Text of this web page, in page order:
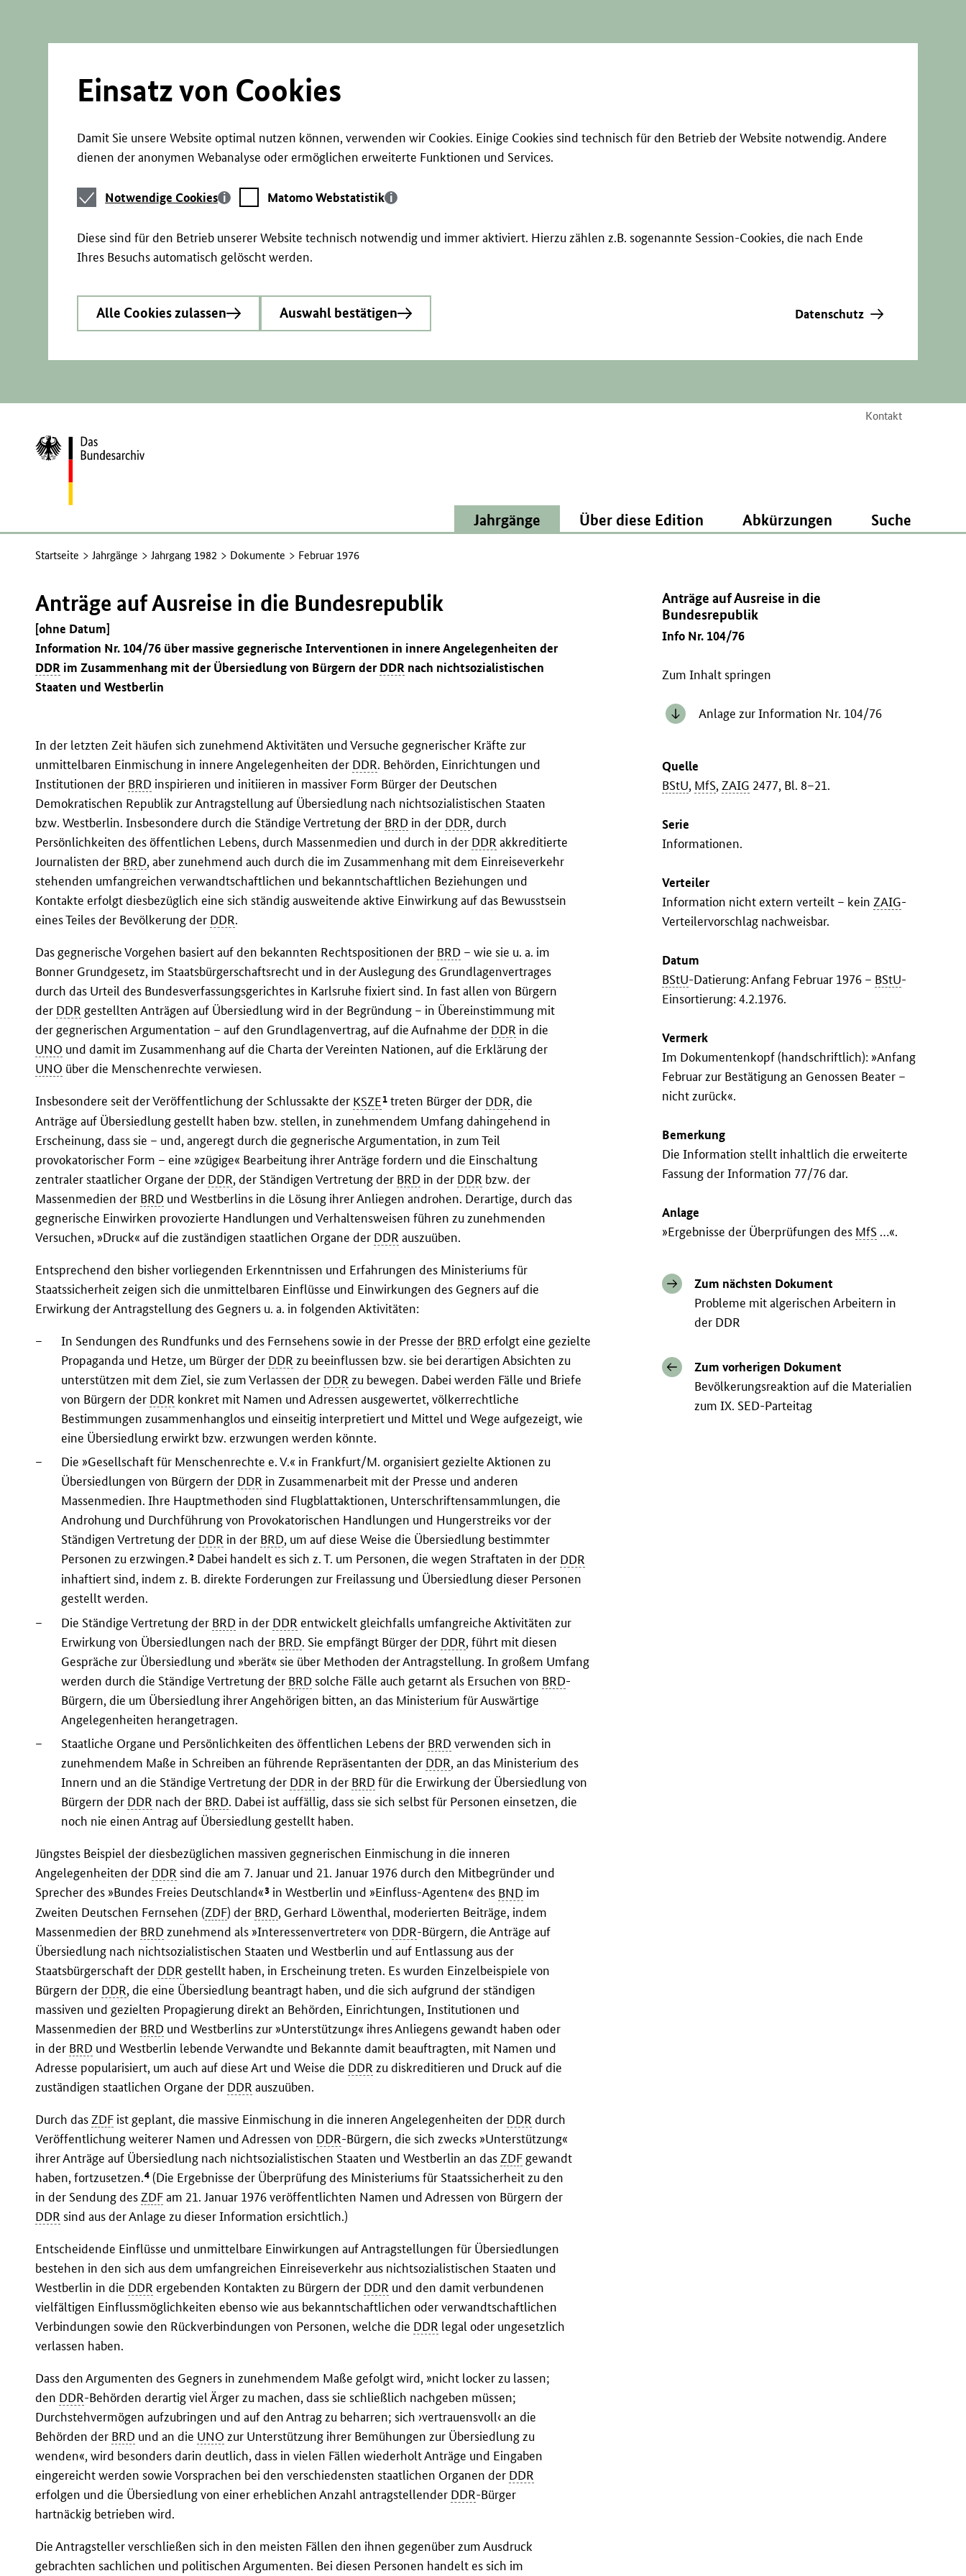
Einsatz von Cookies
Damit Sie unsere Website optimal nutzen können, verwenden wir Cookies. Einige Cookies sind technisch für den Betrieb der Website notwendig. Andere
dienen der anonymen Webanalyse oder ermöglichen erweiterte Funktionen und Services.
Notwendige
Cookies
Notwendige Cookies
Matomo
Webstatistik
Matomo Webstatistik
Diese sind für den Betrieb unserer Website technisch notwendig und immer aktiviert. Hierzu zählen z.B. sogenannte Session-Cookies, die nach Ende
Ihres Besuchs automatisch gelöscht werden.
Alle Cookies zulassen Auswahl bestätigen Datenschutz
Kontakt
Zur
Startseite
Jahrgänge Über diese Edition Abkürzungen Suche
Startseite Jahrgänge Jahrgang 1982 Dokumente Februar 1976
Anträge auf Ausreise in die
Bundesrepublik
Info Nr. 104/76
Zum Inhalt springen
Anlage zur Information Nr. 104/76
Quelle
BStU, MfS,ZAIG 2477, Bl. 8–21.
Serie
Informationen.
Verteiler
Information nicht extern verteilt – keinZAIG-
Verteilervorschlag nachweisbar.
Datum
BStU-Datierung: Anfang Februar 1976 – BStU-
Einsortierung: 4.2.1976.
Vermerk
Im Dokumentenkopf (handschriftlich): »Anfang
Februar zur Bestätigung an Genossen Beater –
nicht zurück«.
Bemerkung
Die Information stellt inhaltlich die erweiterte
Fassung der Information 77/76 dar.
Anlage
»Ergebnisse der Überprüfungen des MfS …«.
Zum nächsten Dokument
Probleme mit algerischen Arbeitern in
der DDR
Zum vorherigen Dokument
Bevölkerungsreaktion auf die Materialien
zum IX. SED-Parteitag
Anträge auf Ausreise in die Bundesrepublik
[ohne Datum]
Information Nr. 104/76 über massive gegnerische Interventionen in innere Angelegenheiten der
DDR im Zusammenhang mit der Übersiedlung von Bürgern derDDR nach nichtsozialistischen
Staaten und Westberlin
In der letzten Zeit häufen sich zunehmend Aktivitäten und Versuche gegnerischer Kräfte zur
unmittelbaren Einmischung in innere Angelegenheiten der DDR. Behörden, Einrichtungen und
Institutionen der BRD inspirieren und initiieren in massiver Form Bürger der Deutschen
Demokratischen Republik zur Antragstellung auf Übersiedlung nach nichtsozialistischen Staaten
bzw. Westberlin. Insbesondere durch die Ständige Vertretung der BRD in der DDR, durch
Persönlichkeiten des öffentlichen Lebens, durch Massenmedien und durch in der DDR akkreditierte
Journalisten der BRD, aber zunehmend auch durch die im Zusammenhang mit dem Einreiseverkehr
stehenden umfangreichen verwandtschaftlichen und bekanntschaftlichen Beziehungen und
Kontakte erfolgt diesbezüglich eine sich ständig ausweitende aktive Einwirkung auf das Bewusstsein
eines Teiles der Bevölkerung der DDR.
Das gegnerische Vorgehen basiert auf den bekannten Rechtspositionen der BRD – wie sie u. a. im
Bonner Grundgesetz, im Staatsbürgerschaftsrecht und in der Auslegung des Grundlagenvertrages
durch das Urteil des Bundesverfassungsgerichtes in Karlsruhe fixiert sind. In fast allen von Bürgern
der DDR gestellten Anträgen auf Übersiedlung wird in der Begründung – in Übereinstimmung mit
der gegnerischen Argumentation – auf den Grundlagenvertrag, auf die Aufnahme der DDR in die
UNO und damit im Zusammenhang auf die Charta der Vereinten Nationen, auf die Erklärung der
UNO über die Menschenrechte verwiesen.
Insbesondere seit der Veröffentlichung der Schlussakte der KSZE1 treten Bürger der DDR, die
Anträge auf Übersiedlung gestellt haben bzw. stellen, in zunehmendem Umfang dahingehend in
Erscheinung, dass sie – und, angeregt durch die gegnerische Argumentation, in zum Teil
provokatorischer Form – eine »zügige« Bearbeitung ihrer Anträge fordern und die Einschaltung
zentraler staatlicher Organe der DDR, der Ständigen Vertretung der BRD in der DDR bzw. der
Massenmedien der BRD und Westberlins in die Lösung ihrer Anliegen androhen. Derartige, durch das
gegnerische Einwirken provozierte Handlungen und Verhaltensweisen führen zu zunehmenden
Versuchen, »Druck« auf die zuständigen staatlichen Organe der DDR auszuüben.
Entsprechend den bisher vorliegenden Erkenntnissen und Erfahrungen des Ministeriums für
Staatssicherheit zeigen sich die unmittelbaren Einflüsse und Einwirkungen des Gegners auf die
Erwirkung der Antragstellung des Gegners u. a. in folgenden Aktivitäten:
– In Sendungen des Rundfunks und des Fernsehens sowie in der Presse der BRD erfolgt eine gezielte
Propaganda und Hetze, um Bürger der DDR zu beeinflussen bzw. sie bei derartigen Absichten zu
unterstützen mit dem Ziel, sie zum Verlassen der DDR zu bewegen. Dabei werden Fälle und Briefe
von Bürgern der DDR konkret mit Namen und Adressen ausgewertet, völkerrechtliche
Bestimmungen zusammenhanglos und einseitig interpretiert und Mittel und Wege aufgezeigt, wie
eine Übersiedlung erwirkt bzw. erzwungen werden könnte.
–
Die »Gesellschaft für Menschenrechte e. V.« in Frankfurt/M. organisiert gezielte Aktionen zu
Übersiedlungen von Bürgern der DDR in Zusammenarbeit mit der Presse und anderen
Massenmedien. Ihre Hauptmethoden sind Flugblattaktionen, Unterschriftensammlungen, die
Androhung und Durchführung von Provokatorischen Handlungen und Hungerstreiks vor der
Ständigen Vertretung der DDR in der BRD, um auf diese Weise die Übersiedlung bestimmter
Personen zu erzwingen.2 Dabei handelt es sich z. T. um Personen, die wegen Straftaten in der DDR
inhaftiert sind, indem z. B. direkte Forderungen zur Freilassung und Übersiedlung dieser Personen
gestellt werden.
–
Die Ständige Vertretung der BRD in der DDR entwickelt gleichfalls umfangreiche Aktivitäten zur
Erwirkung von Übersiedlungen nach der BRD. Sie empfängt Bürger der DDR, führt mit diesen
Gespräche zur Übersiedlung und »berät« sie über Methoden der Antragstellung. In großem Umfang
werden durch die Ständige Vertretung der BRD solche Fälle auch getarnt als Ersuchen von BRD-
Bürgern, die um Übersiedlung ihrer Angehörigen bitten, an das Ministerium für Auswärtige
Angelegenheiten herangetragen.
–
Staatliche Organe und Persönlichkeiten des öffentlichen Lebens der BRD verwenden sich in
zunehmendem Maße in Schreiben an führende Repräsentanten der DDR, an das Ministerium des
Innern und an die Ständige Vertretung der DDR in der BRD für die Erwirkung der Übersiedlung von
Bürgern der DDR nach der BRD. Dabei ist auffällig, dass sie sich selbst für Personen einsetzen, die
noch nie einen Antrag auf Übersiedlung gestellt haben.
Jüngstes Beispiel der diesbezüglichen massiven gegnerischen Einmischung in die inneren
Angelegenheiten der DDR sind die am 7. Januar und 21. Januar 1976 durch den Mitbegründer und
Sprecher des »Bundes Freies Deutschland«3 in Westberlin und »Einfluss-Agenten« des BND im
Zweiten Deutschen Fernsehen (ZDF) der BRD, Gerhard Löwenthal, moderierten Beiträge, indem
Massenmedien der BRD zunehmend als »Interessenvertreter« von DDR-Bürgern, die Anträge auf
Übersiedlung nach nichtsozialistischen Staaten und Westberlin und auf Entlassung aus der
Staatsbürgerschaft der DDR gestellt haben, in Erscheinung treten. Es wurden Einzelbeispiele von
Bürgern der DDR, die eine Übersiedlung beantragt haben, und die sich aufgrund der ständigen
massiven und gezielten Propagierung direkt an Behörden, Einrichtungen, Institutionen und
Massenmedien der BRD und Westberlins zur »Unterstützung« ihres Anliegens gewandt haben oder
in der BRD und Westberlin lebende Verwandte und Bekannte damit beauftragten, mit Namen und
Adresse popularisiert, um auch auf diese Art und Weise die DDR zu diskreditieren und Druck auf die
zuständigen staatlichen Organe der DDR auszuüben.
Durch das ZDF ist geplant, die massive Einmischung in die inneren Angelegenheiten der DDR durch
Veröffentlichung weiterer Namen und Adressen von DDR-Bürgern, die sich zwecks »Unterstützung«
ihrer Anträge auf Übersiedlung nach nichtsozialistischen Staaten und Westberlin an das ZDF gewandt
haben, fortzusetzen.4 (Die Ergebnisse der Überprüfung des Ministeriums für Staatssicherheit zu den
in der Sendung des ZDFam 21. Januar 1976 veröffentlichten Namen und Adressen von Bürgern der
DDR sind aus der Anlage zu dieser Information ersichtlich.)
Entscheidende Einflüsse und unmittelbare Einwirkungen auf Antragstellungen für Übersiedlungen
bestehen in den sich aus dem umfangreichen Einreiseverkehr aus nichtsozialistischen Staaten und
Westberlin in die DDR ergebenden Kontakten zu Bürgern der DDR und den damit verbundenen
vielfältigen Einflussmöglichkeiten ebenso wie aus bekanntschaftlichen oder verwandtschaftlichen
Verbindungen sowie den Rückverbindungen von Personen, welche die DDR legal oder ungesetzlich
verlassen haben.
Dass den Argumenten des Gegners in zunehmendem Maße gefolgt wird, »nicht locker zu lassen;
den DDR-Behörden derartig viel Ärger zu machen, dass sie schließlich nachgeben müssen;
Durchstehvermögen aufzubringen und auf den Antrag zu beharren; sich ›vertrauensvoll‹ an die
Behörden der BRD und an die UNO zur Unterstützung ihrer Bemühungen zur Übersiedlung zu
wenden«, wird besonders darin deutlich, dass in vielen Fällen wiederholt Anträge und Eingaben
eingereicht werden sowie Vorsprachen bei den verschiedensten staatlichen Organen der DDR
erfolgen und die Übersiedlung von einer erheblichen Anzahl antragstellender DDR-Bürger
hartnäckig betrieben wird.
Die Antragsteller verschließen sich in den meisten Fällen den ihnen gegenüber zum Ausdruck
gebrachten sachlichen und politischen Argumenten. Bei diesen Personen handelt es sich im